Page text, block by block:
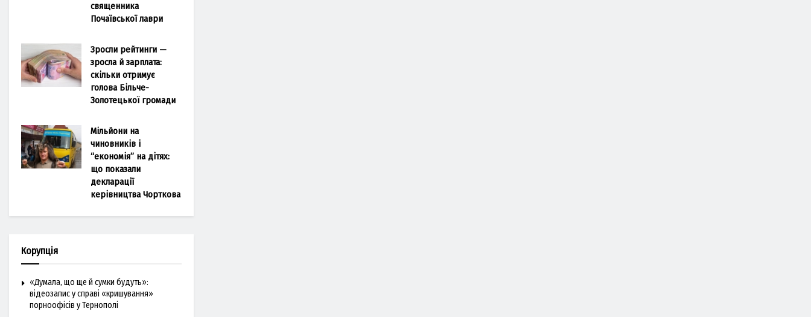
священника
Почаївської лаври
Зросли рейтинги —
зросла й зарплата:
скільки отримує
голова Більче-
Золотецької громади
Мільйони на
чиновників і
“економія” на дітях:
що показали
декларації
керівництва Чорткова
Корупція
«Думала, що ще й сумки будуть»:
відеозапис у справі «кришування»
порноофісів у Тернополі